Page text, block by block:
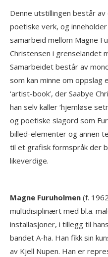
Denne utstillingen består
poetiske verk, og
samarbeid mellom Magne
Christensen i grenselandet
Samarbeidet består av
som kan minne om oppslag
‘artist-book’, der Saabye
han selv kaller ‘hjemløse
og poetiske slagord som
billed-elementer og annen
til et grafisk formspråk der
likeverdige.
Magne Furuholmen (f.
multidisiplinært med bl.a.
installasjoner, i tillegg til
bandet A-ha. Han fikk sin
av Kjell Nupen. Han er